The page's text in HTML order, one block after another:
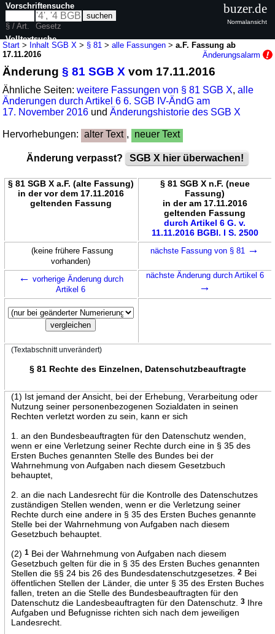
Start > Inhalt SGB X > § 81 >alle Fassungen >a.F. Fassung ab
17.11.2016
Änderungsalarm
Änderung§ 81 SGB X vom 17.11.2016
Ähnliche Seiten:weitere Fassungen von § 81 SGB X,alle
Änderungen durch Artikel 6 6. SGB IV-ÄndG am
17. November 2016 undÄnderungshistorie des SGB X
Hervorhebungen: alter Text , neuer Text
Änderung verpasst? SGB X hier überwachen!
§ 81 SGB X a.F. (alte Fassung)
in der vor dem 17.11.2016
geltenden Fassung
§ 81 SGB X n.F. (neue
Fassung)
in der am 17.11.2016
geltenden Fassung
durch Artikel 6 G. v.
11.11.2016 BGBl. I S. 2500
(keine frühere Fassung
vorhanden)
nächste Fassung von § 81 →
← vorherige Änderung durch
Artikel 6
nächste Änderung durch Artikel 6
→
(Textabschnitt unverändert)
§ 81 Rechte des Einzelnen, Datenschutzbeauftragte
(1) Ist jemand der Ansicht, bei der Erhebung, Verarbeitung oder
Nutzung seiner personenbezogenen Sozialdaten in seinen
Rechten verletzt worden zu sein, kann er sich
1. an den Bundesbeauftragten für den Datenschutz wenden,
wenn er eine Verletzung seiner Rechte durch eine in § 35 des
Ersten Buches genannten Stelle des Bundes bei der
Wahrnehmung von Aufgaben nach diesem Gesetzbuch
behauptet,
2. an die nach Landesrecht für die Kontrolle des Datenschutzes
zuständigen Stellen wenden, wenn er die Verletzung seiner
Rechte durch eine andere in § 35 des Ersten Buches genannte
Stelle bei der Wahrnehmung von Aufgaben nach diesem
Gesetzbuch behauptet.
(2) 1Bei der Wahrnehmung von Aufgaben nach diesem
Gesetzbuch gelten für die in § 35 des Ersten Buches genannten
Stellen die §§ 24 bis 26 des Bundesdatenschutzgesetzes.
2Bei
öffentlichen Stellen der Länder, die unter § 35 des Ersten Buches
fallen, treten an die Stelle des Bundesbeauftragten für den
Datenschutz die Landesbeauftragten für den Datenschutz.
3Ihre
Aufgaben und Befugnisse richten sich nach dem jeweiligen
Landesrecht.
Vorschriftensuche
§ / Art.
Gesetz
Volltextsuche
buzer.de
Normalansicht